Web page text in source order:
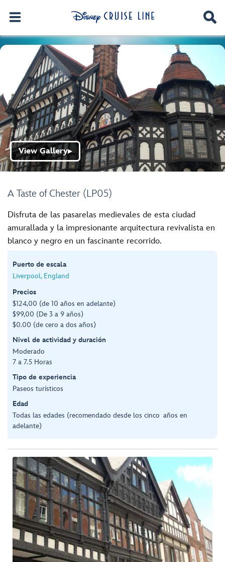
A Taste of Chester (LP05)
View Gallery▶
Disfruta de las pasarelas medievales de esta ciudad
amurallada y la impresionante arquitectura revivalista en
blanco y negro en un fascinante recorrido.
Puerto de escala
Liverpool, England
Precios
$124,00 (de 10 años en adelante)
$99,00 (De 3 a 9 años)
$0.00 (de cero a dos años)
Nivel de actividad y duración
Moderado
7 a 7.5 Horas
Tipo de experiencia
Paseos turísticos
Edad
Todas las edades (recomendado desde los cinco años en
adelante)